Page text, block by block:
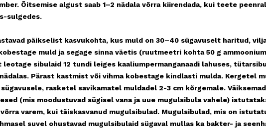
algust saab 1–2 nädala võrra kiirendada, kui teete
sulgedes.
kasvukohta, kus muld on 30–40 sügavuselt haritud,
muld ja segage sinna väetis (ruutmeetri kohta 50 g
sibulaid 12 tundi leiges kaaliumpermanganaadi lahuses,
Pärast kastmist või vihma kobestage kindlasti mulda. Kergetel
rasketel savikamatel muldadel 2-3 cm kõrgemale.
(mis moodustuvad sügisel vana ja uue mugulsibula vahele)
varem, kui täiskasvanud mugulsibulad. Mugulsibulad, mis on
suvel ohustavad mugulsibulaid sügaval mullas ka bakter- ja